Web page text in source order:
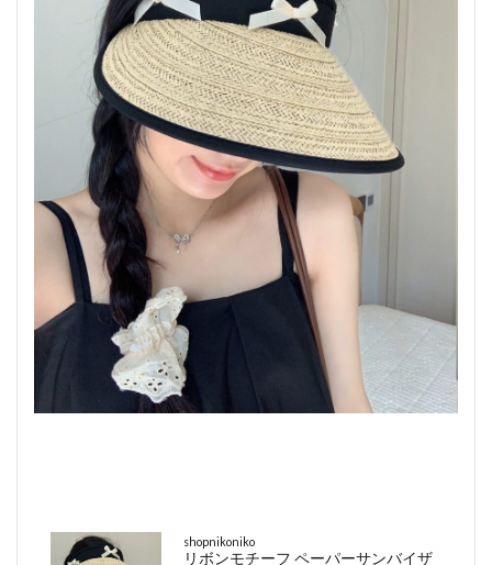
shopnikoniko
リボンモチーフ ペーパーサンバイザ